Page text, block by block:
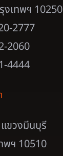
งเทพฯ 10250
2777
2060
4444
ขวงมีนบุรี
พฯ 10510